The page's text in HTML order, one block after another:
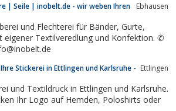
| Seile | inobelt.de - wir weben Ihren
Ebhausen
und Flechterei für Bänder, Gurte,
eigener Textilveredlung und Konfektion. ✆
Stickerei in Ettlingen und Karlsruhe - Ettlingen
und Textildruck in Ettlingen und Karlsruhe.
auf Hemden, Poloshirts oder